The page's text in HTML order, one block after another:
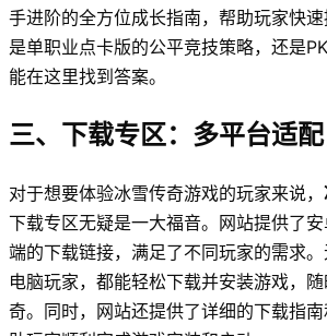
手进阶的全方位成长指南，帮助玩家快
是单职业点卡版的公平竞技策略，还是
能在这里找到答案。
三、下载专区：多平台适
对于想要体验冰雪传奇游戏的玩家来说，
下载专区无疑是一大福音。网站提供了
端的下载链接，满足了不同玩家的需求
电脑玩家，都能轻松下载并安装游戏，
奇。同时，网站还提供了详细的下载指